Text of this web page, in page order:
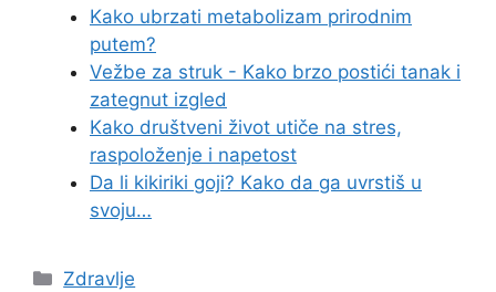
Kako ubrzati metabolizam prirodnim
putem?
Vežbe za struk - Kako brzo postići tanak i
zategnut izgled
Kako društveni život utiče na stres,
raspoloženje i napetost
Da li kikiriki goji? Kako da ga uvrstiš u
svoju…
Categories
Zdravlje